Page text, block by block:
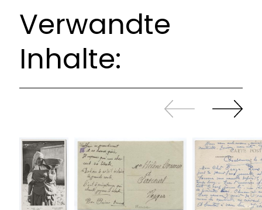
Verwandte
Inhalte:
Zurück
sliden
Weiter
sliden